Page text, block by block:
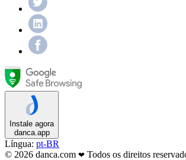
Instale agora
danca.app
Língua: pt-BR
© 2026 danca.com ❤ Todos os direitos